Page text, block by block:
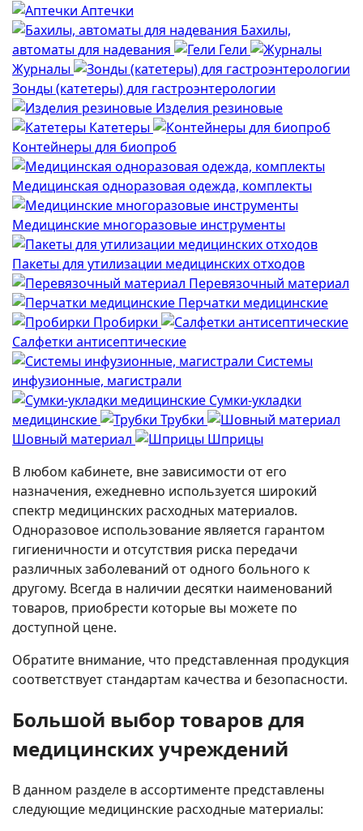
Аптечки
Бахилы,
автоматы для надевания
Гели
Журналы
Зонды (катетеры) для гастроэнтерологии
Изделия резиновые
Катетеры
Контейнеры для биопроб
Медицинская одноразовая одежда, комплекты
Медицинские многоразовые инструменты
Пакеты для утилизации медицинских отходов
Перевязочный материал
Перчатки медицинские
Пробирки
Салфетки антисептические
Системы
инфузионные, магистрали
Сумки-укладки
медицинские
Трубки
Шовный материал
Шприцы
В любом кабинете, вне зависимости от его
назначения, ежедневно используется широкий
спектр медицинских расходных материалов.
Одноразовое использование является гарантом
гигиеничности и отсутствия риска передачи
различных заболеваний от одного больного к
другому. Всегда в наличии десятки наименований
товаров, приобрести которые вы можете по
доступной цене.
Обратите внимание, что представленная продукция
соответствует стандартам качества и безопасности.
Большой выбор товаров для
медицинских учреждений
В данном разделе в ассортименте представлены
следующие медицинские расходные материалы: